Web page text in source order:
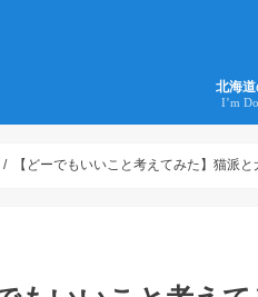
北海
I’m
【どーでもいいこと考えてみた】猫派